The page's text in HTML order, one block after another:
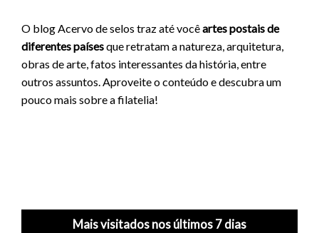
O blog Acervo de selos traz até vocêartes postais de
diferentes paísesque retratam a natureza, arquitetura,
obras de arte, fatos interessantes da história, entre
outros assuntos. Aproveite o conteúdo e descubra um
pouco mais sobre a filatelia!
Mais visitados nos últimos 7 dias